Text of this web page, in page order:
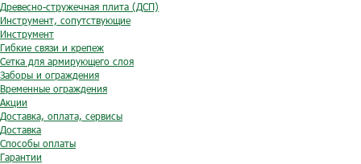
Древесно-стружечная плита (ДСП)
Инструмент, сопутствующие
Инструмент
Гибкие связи и крепеж
Сетка для армирующего слоя
Заборы и ограждения
Временные ограждения
Акции
Доставка, оплата, сервисы
Доставка
Способы оплаты
Гарантии